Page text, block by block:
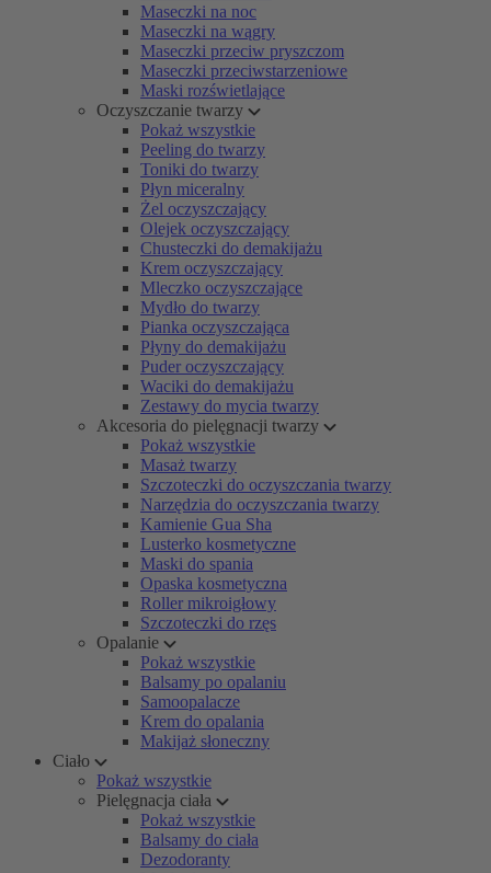
Maseczki na noc
Maseczki na wągry
Maseczki przeciw pryszczom
Maseczki przeciwstarzeniowe
Maski rozświetlające
Oczyszczanie twarzy
Pokaż wszystkie
Peeling do twarzy
Toniki do twarzy
Płyn miceralny
Żel oczyszczający
Olejek oczyszczający
Chusteczki do demakijażu
Krem oczyszczający
Mleczko oczyszczające
Mydło do twarzy
Pianka oczyszczająca
Płyny do demakijażu
Puder oczyszczający
Waciki do demakijażu
Zestawy do mycia twarzy
Akcesoria do pielęgnacji twarzy
Pokaż wszystkie
Masaż twarzy
Szczoteczki do oczyszczania twarzy
Narzędzia do oczyszczania twarzy
Kamienie Gua Sha
Lusterko kosmetyczne
Maski do spania
Opaska kosmetyczna
Roller mikroigłowy
Szczoteczki do rzęs
Opalanie
Pokaż wszystkie
Balsamy po opalaniu
Samoopalacze
Krem do opalania
Makijaż słoneczny
Ciało
Pokaż wszystkie
Pielęgnacja ciała
Pokaż wszystkie
Balsamy do ciała
Dezodoranty